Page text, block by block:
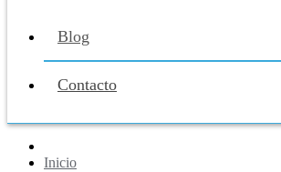
Blog
Contacto
Inicio